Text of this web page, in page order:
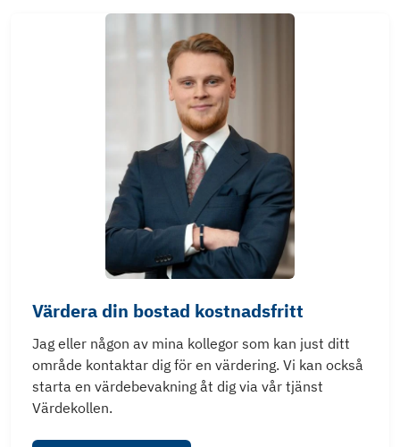
Värdera din bostad kostnadsfritt
Jag eller någon av mina kollegor som kan just ditt
område kontaktar dig för en värdering. Vi kan också
starta en värdebevakning åt dig via vår tjänst
Värdekollen.